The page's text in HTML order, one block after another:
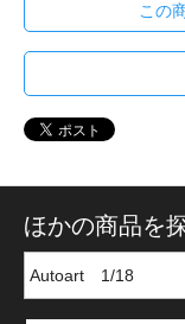
この
ほかの商品を